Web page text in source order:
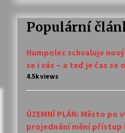
Populární
Humpolec schvaluje
se i vás – a teď je čas se
4.5k views
ÚZEMNÍ PLÁN: Město po
projednání mění přístup